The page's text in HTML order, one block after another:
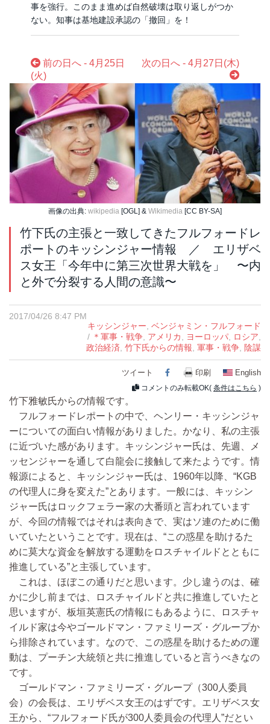
事を強行。このまま進めば自然破壊は取り返しがつか
ない。知事は基地建設承認の「撤回」を！
前の日へ - 4月25日
(火)
次の日へ - 4月27日(木)
画像の出典: wikipedia [OGL] & Wikimedia [CC BY-SA]
竹下氏の主張と一致してきたフルフォードレ
ポートのキッシンジャー情報 ／ エリザベ
ス女王「今年中に第三次世界大戦を」 〜内
と外で分裂する人間の意識〜
2017/04/26 8:47 PM
キッシンジャー, ベンジャミン・フルフォード
/ ＊軍事・戦争, アメリカ, ヨーロッパ, ロシア,
政治経済, 竹下氏からの情報, 軍事・戦争, 陰謀
ツイート Facebook
印刷 English
コメントのみ転載OK( 条件はこちら )
竹下雅敏氏からの情報です。
フルフォードレポートの中で、ヘンリー・キッシンジャ
ーについての面白い情報がありました。かなり、私の主張
に近づいた感があります。キッシンジャー氏は、先週、メ
ッセンジャーを通して白龍会に接触して来たようです。情
報源によると、キッシンジャー氏は、1960年以降、“KGB
の代理人に身を変えた”とあります。一般には、キッシン
ジャー氏はロックフェラー家の大番頭と言われています
が、今回の情報ではそれは表向きで、実はソ連のために働
いていたということです。現在は、“この惑星を助けるた
めに莫大な資金を解放する運動をロスチャイルドとともに
推進している”と主張しています。
これは、ほぼこの通りだと思います。少し違うのは、確
かに少し前までは、ロスチャイルドと共に推進していたと
思いますが、板垣英憲氏の情報にもあるように、ロスチャ
イルド家は今やゴールドマン・ファミリーズ・グループか
ら排除されています。なので、この惑星を助けるための運
動は、プーチン大統領と共に推進していると言うべきなの
です。
ゴールドマン・ファミリーズ・グループ（300人委員
会）の会長は、エリザベス女王のはずです。エリザベス女
王から、“フルフォード氏が300人委員会の代理人”だとい